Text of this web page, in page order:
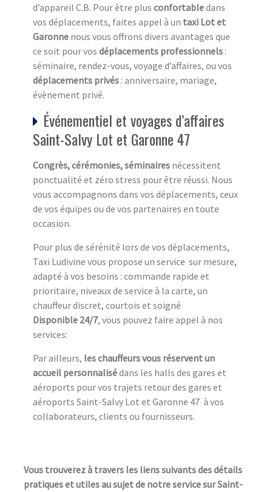
d’appareil C.B. Pour être plus confortabledans
vos déplacements, faites appel à un taxi Lot et
Garonne nous vous offrons divers avantages que
ce soit pour vos déplacements professionnels :
séminaire, rendez-vous, voyage d’affaires, ou vos
déplacements privés : anniversaire, mariage,
évènement privé.
Événementiel et voyages d’affaires
Saint-Salvy Lot et Garonne 47
Congrès, cérémonies, séminaires nécessitent
ponctualité et zéro stress pour être réussi. Nous
vous accompagnons dans vos déplacements, ceux
de vos équipes ou de vos partenaires en toute
occasion.
Pour plus de sérénité lors de vos déplacements,
Taxi Ludivine vous propose un service sur mesure,
adapté à vos besoins : commande rapide et
prioritaire, niveaux de service à la carte, un
chauffeur discret, courtois et soigné
Disponible 24/7, vous pouvez faire appel à nos
services:
Par ailleurs, les chauffeurs vous réservent un
accueil personnalisédans les halls des gares et
aéroports pour vos trajets retour des gares et
aéroports Saint-Salvy Lot et Garonne 47 à vos
collaborateurs, clients ou fournisseurs.
Vous trouverez à travers les liens suivants des détails
pratiques et utiles au sujet de notre service sur Saint-